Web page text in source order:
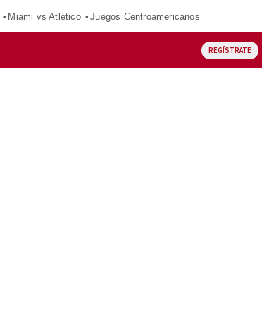
Miami vs Atlético Juegos Centroamericanos
REGÍSTRATE